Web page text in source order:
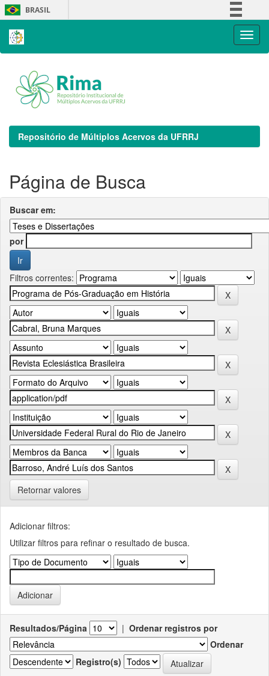
Skip
navigation
BRASIL
Repositório de Múltiplos Acervos da UFRRJ
Página de Busca
Buscar em:
por
Filtros correntes:
Retornar valores
Adicionar filtros:
Utilizar filtros para refinar o resultado de busca.
Resultados/Página | Ordenar registros por
Ordenar
Registro(s)